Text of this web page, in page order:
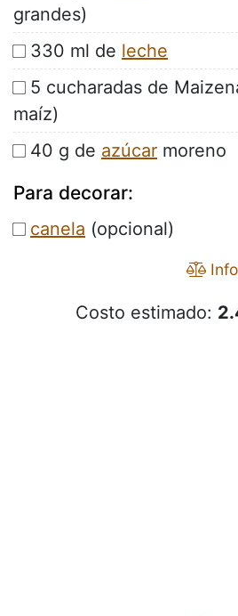
grandes)
330 ml de leche
5 cucharadas de
maíz)
40 g de azúcar moreno
Para decorar:
canela (opcional)
Costo estimado: